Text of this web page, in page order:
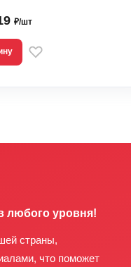
₽/шт
любого уровня!
страны,
что поможет